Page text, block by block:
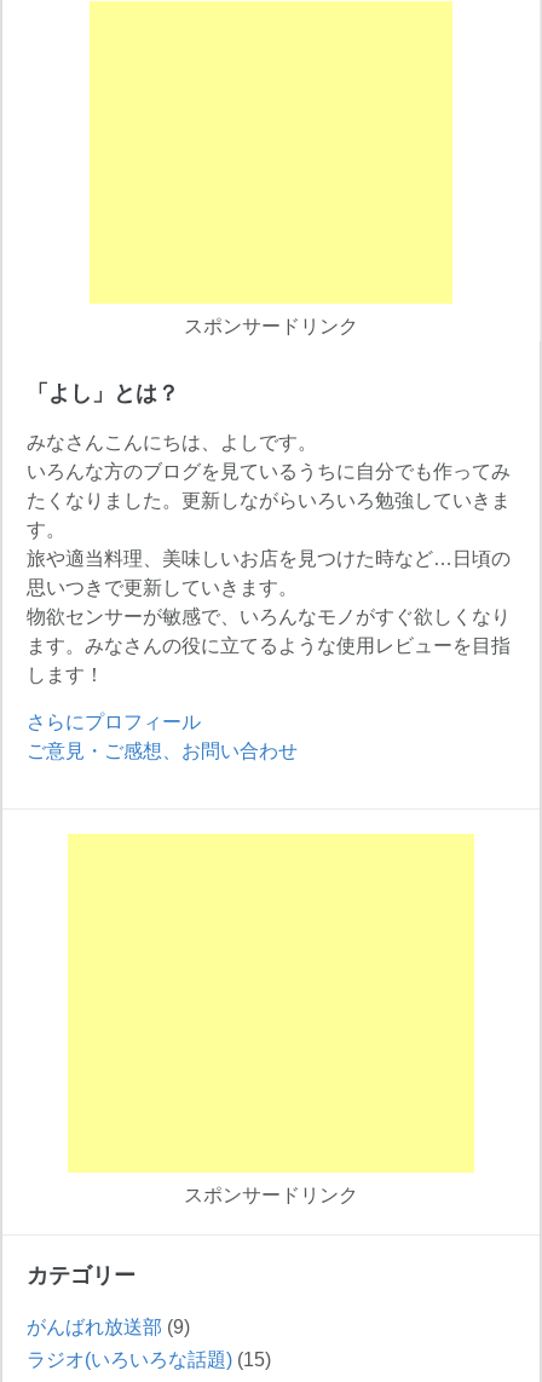
スポンサードリンク
「よし」とは？
みなさんこんにちは、よしです。
いろんな方のブログを見ているうちに自分でも作ってみ
たくなりました。更新しながらいろいろ勉強していきま
す。
旅や適当料理、美味しいお店を見つけた時など…日頃の
思いつきで更新していきます。
物欲センサーが敏感で、いろんなモノがすぐ欲しくなり
ます。みなさんの役に立てるような使用レビューを目指
します！
さらにプロフィール
ご意見・ご感想、お問い合わせ
スポンサードリンク
カテゴリー
がんばれ放送部 (9)
ラジオ(いろいろな話題) (15)